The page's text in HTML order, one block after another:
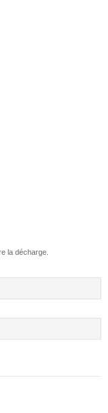
la décharge.